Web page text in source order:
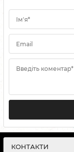
Ім'я*
Email
Введіть коментар*
КОНТАКТИ